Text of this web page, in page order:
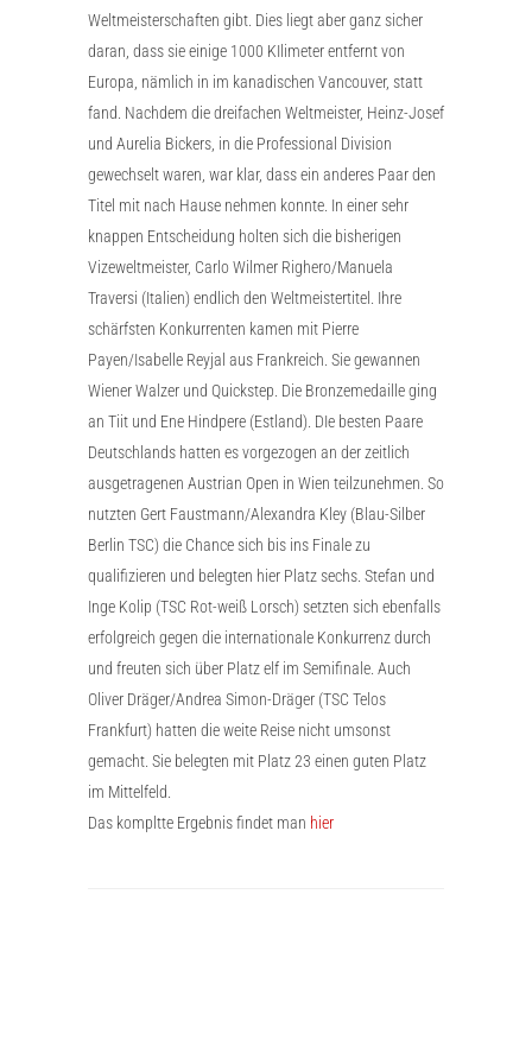
Weltmeisterschaften gibt. Dies liegt aber ganz sicher
daran, dass sie einige 1000 KIlimeter entfernt von
Europa, nämlich in im kanadischen Vancouver, statt
fand. Nachdem die dreifachen Weltmeister, Heinz-Josef
und Aurelia Bickers, in die Professional Division
gewechselt waren, war klar, dass ein anderes Paar den
Titel mit nach Hause nehmen konnte. In einer sehr
knappen Entscheidung holten sich die bisherigen
Vizeweltmeister, Carlo Wilmer Righero/Manuela
Traversi (Italien) endlich den Weltmeistertitel. Ihre
schärfsten Konkurrenten kamen mit Pierre
Payen/Isabelle Reyjal aus Frankreich. Sie gewannen
Wiener Walzer und Quickstep. Die Bronzemedaille ging
an Tiit und Ene Hindpere (Estland). DIe besten Paare
Deutschlands hatten es vorgezogen an der zeitlich
ausgetragenen Austrian Open in Wien teilzunehmen. So
nutzten Gert Faustmann/Alexandra Kley (Blau-Silber
Berlin TSC) die Chance sich bis ins Finale zu
qualifizieren und belegten hier Platz sechs. Stefan und
Inge Kolip (TSC Rot-weiß Lorsch) setzten sich ebenfalls
erfolgreich gegen die internationale Konkurrenz durch
und freuten sich über Platz elf im Semifinale. Auch
Oliver Dräger/Andrea Simon-Dräger (TSC Telos
Frankfurt) hatten die weite Reise nicht umsonst
gemacht. Sie belegten mit Platz 23 einen guten Platz
im Mittelfeld.
Das kompltte Ergebnis findet man hier